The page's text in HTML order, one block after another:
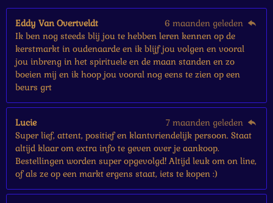
r
Eddy Van Overtveldt
6 maanden geleden
Ik ben nog steeds blij jou te hebben leren kennen op de
kerstmarkt in oudenaarde en ik blijf jou volgen en vooral
jou inbreng in het spirituele en de maan standen en zo
boeien mij en ik hoop jou vooral nog eens te zien op een
beurs grt
Lucie
7 maanden geleden
Super lief, attent, positief en klantvriendelijk persoon. Staat
altijd klaar om extra info te geven over je aankoop.
Bestellingen worden super opgevolgd! Altijd leuk om on line,
of als ze op een markt ergens staat, iets te kopen :)